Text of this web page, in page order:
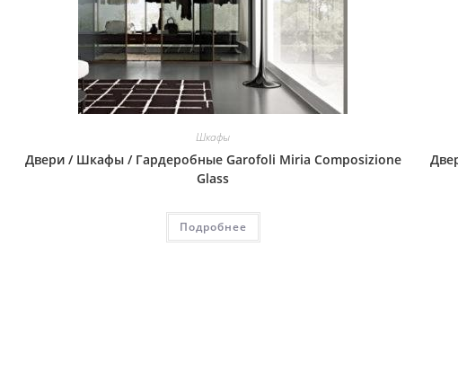
Шкафы
Двери / Шкафы / Гардеробные Garofoli Miria Composizione
Glass
Подробнее